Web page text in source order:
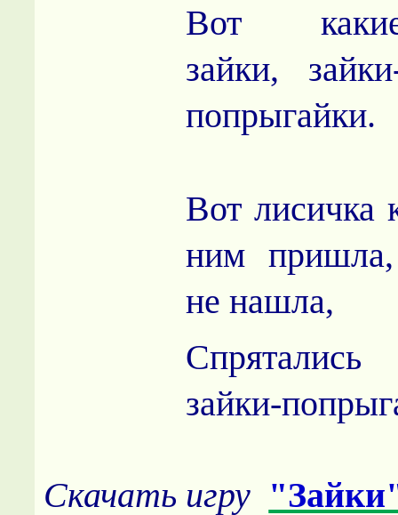
Вот
зайки,
попрыгайки.
Вот лисичка
ним
не нашла,
зайки-
Скачать игру